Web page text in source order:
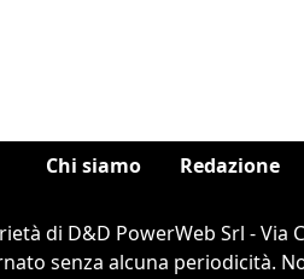
Chi siamo Redazione
di D&D PowerWeb Srl - Via
senza alcuna periodicità.